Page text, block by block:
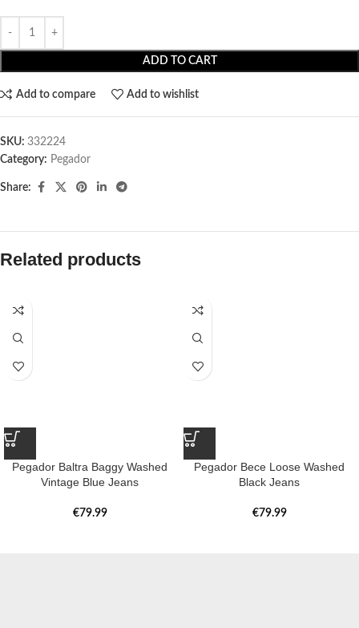
ADD TO CART
Add to compare Add to wishlist
SKU: 332224
Category: Pegador​
Share:
Related products
Pegador Baltra Baggy Washed
Vintage Blue Jeans
€79.99
Pegador Bece Loose Washed
Black Jeans
€79.99